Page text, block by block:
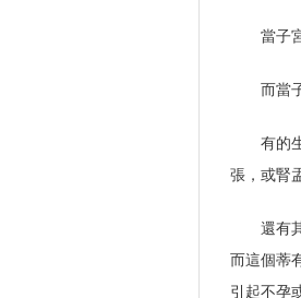
當子
而當
有的
張，或腎
還有
而這個蒂
引起不孕